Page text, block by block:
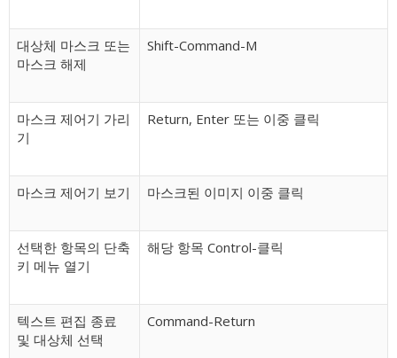
대상체 마스크 또는
마스크 해제
Shift-Command-M
마스크 제어기 가리
기
Return, Enter 또는 이중 클릭
마스크 제어기 보기 마스크된 이미지 이중 클릭
선택한 항목의 단축
키 메뉴 열기
해당 항목 Control-클릭
텍스트 편집 종료
및 대상체 선택
Command-Return